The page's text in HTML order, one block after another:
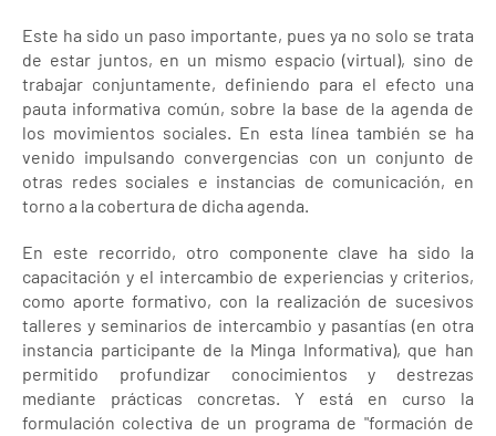
Este ha sido un paso importante, pues ya no solo se trata
de estar juntos, en un mismo espacio (virtual), sino de
trabajar conjuntamente, definiendo para el efecto una
pauta informativa común, sobre la base de la agenda de
los movimientos sociales. En esta línea también se ha
venido impulsando convergencias con un conjunto de
otras redes sociales e instancias de comunicación, en
torno a la cobertura de dicha agenda.
En este recorrido, otro componente clave ha sido la
capacitación y el intercambio de experiencias y criterios,
como aporte formativo, con la realización de sucesivos
talleres y seminarios de intercambio y pasantías (en otra
instancia participante de la Minga Informativa), que han
permitido profundizar conocimientos y destrezas
mediante prácticas concretas. Y está en curso la
formulación colectiva de un programa de "formación de